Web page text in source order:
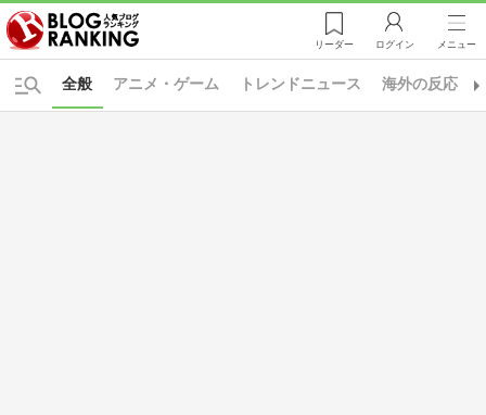
リーダー ログイン メニュー
アニメ・ゲーム トレンドニュース 海外の反応
全般